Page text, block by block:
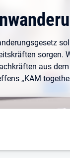
sorgen.
aus
„KAM